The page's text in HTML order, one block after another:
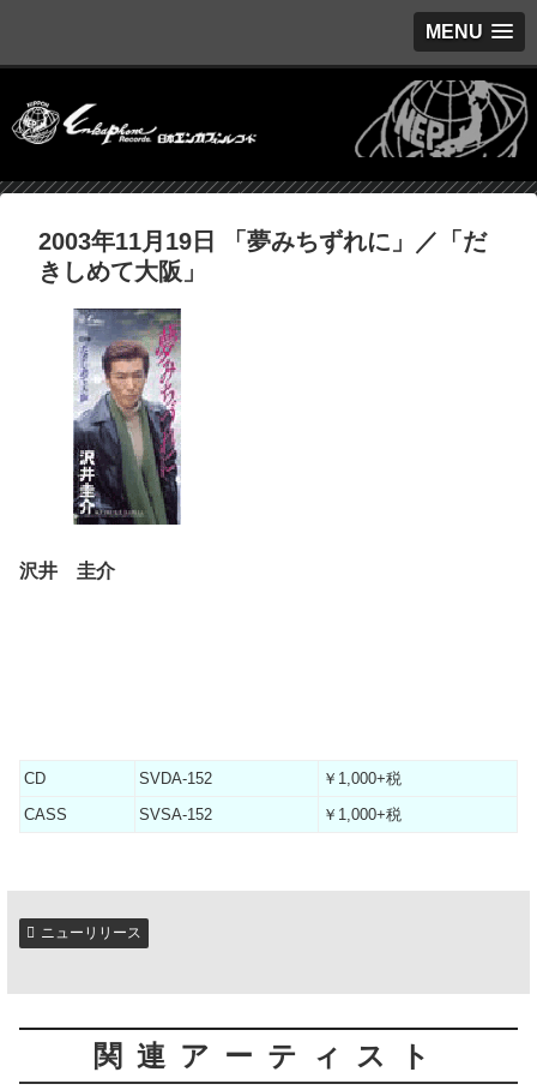
MENU
2003年11月19日 「夢みちずれに」／「だ
きしめて大阪」
沢井 圭介
CD SVDA-152
￥1,000+税
CASS
SVSA-152 ￥1,000+税
ニューリリース
関連アーティスト